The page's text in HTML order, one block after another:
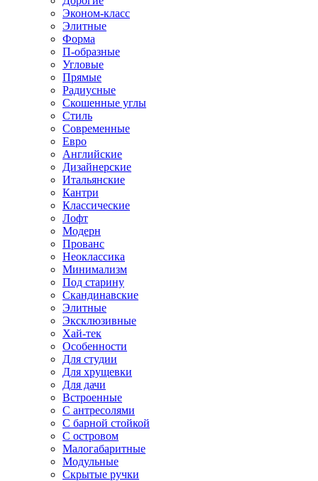
Эконом-класс
Элитные
Форма
П-образные
Угловые
Прямые
Радиусные
Скошенные углы
Стиль
Современные
Евро
Английские
Дизайнерские
Итальянские
Кантри
Классические
Лофт
Модерн
Прованс
Неоклассика
Минимализм
Под старину
Скандинавские
Элитные
Эксклюзивные
Хай-тек
Особенности
Для студии
Для хрущевки
Для дачи
Встроенные
С антресолями
С барной стойкой
С островом
Малогабаритные
Модульные
Скрытые ручки